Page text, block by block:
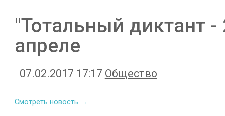
"Тотальный диктант -
апреле
07.02.2017 17:17 Общество
Смотреть новость →